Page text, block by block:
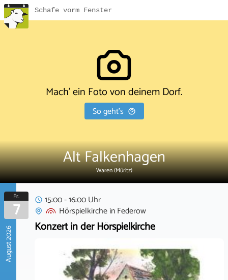
Schafe vorm Fenster
Mach' ein Foto von deinem Dorf.
So geht's
Alt Falkenhagen
Waren (Müritz)
August 2026
Fr.
7
15:00 - 16:00 Uhr
HörspielkircheinFederow
Konzert in der Hörspielkirche